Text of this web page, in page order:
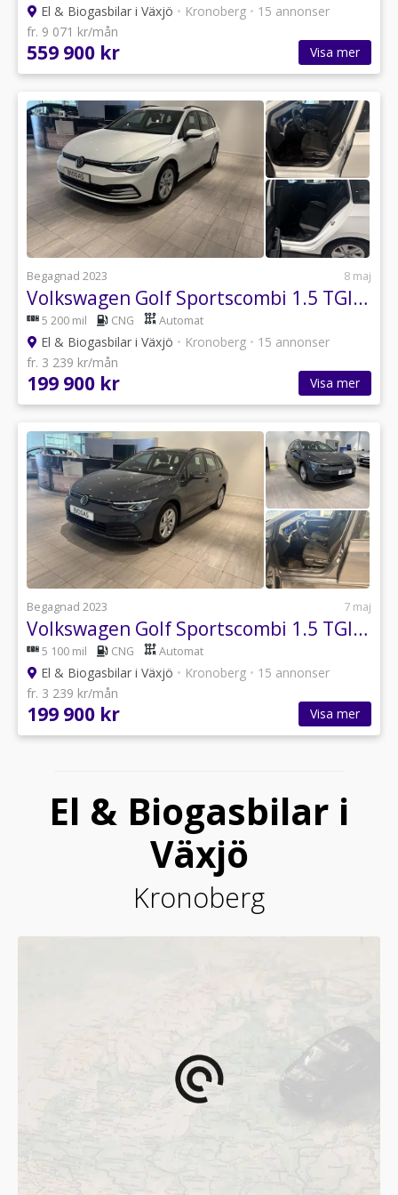
El & Biogasbilar i Växjö • Kronoberg • 15 annonser
fr. 9 071 kr/mån
559 900 kr Visa mer
Begagnad 2023 8 maj
Volkswagen Golf Sportscombi 1.5 TGI Base Euro 6
5 200 mil CNG Automat
El & Biogasbilar i Växjö • Kronoberg • 15 annonser
fr. 3 239 kr/mån
199 900 kr Visa mer
Begagnad 2023 7 maj
Volkswagen Golf Sportscombi 1.5 TGI Base Euro 6
5 100 mil CNG Automat
El & Biogasbilar i Växjö • Kronoberg • 15 annonser
fr. 3 239 kr/mån
199 900 kr Visa mer
El & Biogasbilar i
Växjö
Kronoberg